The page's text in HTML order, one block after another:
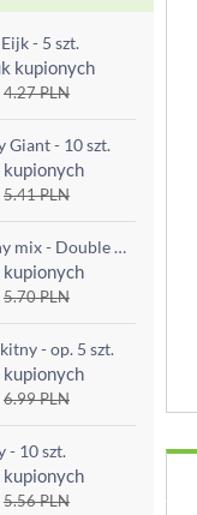
- 5 szt.
kupionych
4.27PLN
Giant - 10 szt.
5.41PLN
Tulipan pełny mix - Double mix - 5 szt.
5.70PLN
- op. 5 szt.
6.99PLN
- 10 szt.
5.56PLN